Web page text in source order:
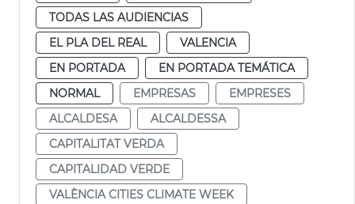
TODAS LAS AUDIENCIAS
EL PLA DEL REAL
VALENCIA
EN PORTADA
EN PORTADA TEMÁTICA
NORMAL
EMPRESAS
EMPRESES
ALCALDESA
ALCALDESSA
CAPITALITAT VERDA
CAPITALIDAD VERDE
VALÈNCIA CITIES CLIMATE WEEK